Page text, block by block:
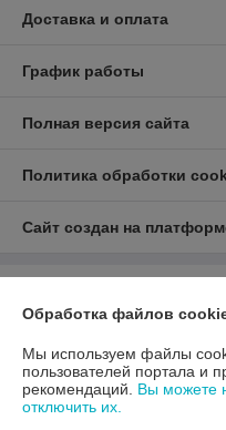
Доставка и оплата
График работы
Полная версия сайта
Политика обработки
Сайт создан на
220037, г. Минск, ул. Аннаева
Регистрационный номер ЕГР:
Обработка файлов
Мы используем файлы
пользователей портала и
рекомендаций. Вы можете
отключить их.